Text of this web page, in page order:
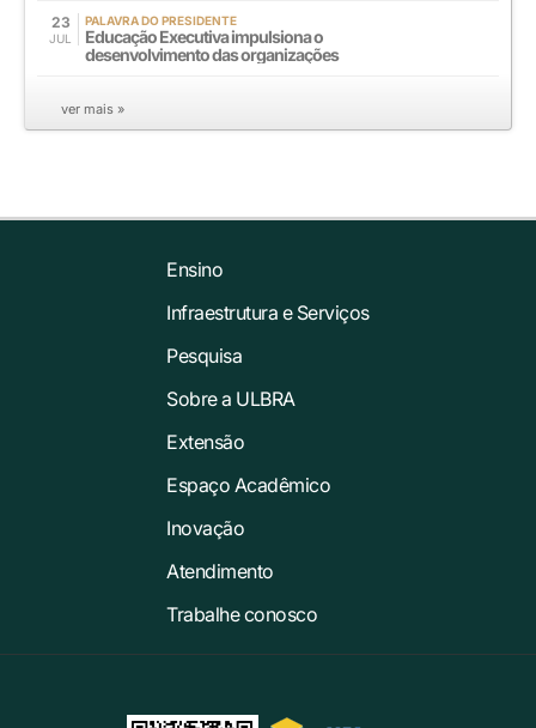
23
JUL
PALAVRA DO PRESIDENTE
Educação Executiva impulsiona o
desenvolvimento das organizações
ver mais »
Ensino
Infraestrutura e Serviços
Pesquisa
Sobre a ULBRA
Extensão
Espaço Acadêmico
Inovação
Atendimento
Trabalhe conosco